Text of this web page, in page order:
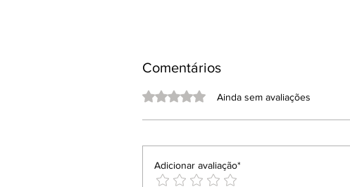
Comentários
Avaliado com 0 de 5 estrelas.Ainda sem avaliações
Adicionar avaliação*